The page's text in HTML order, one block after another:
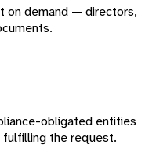
on demand — directors,
obligated entities
the request.